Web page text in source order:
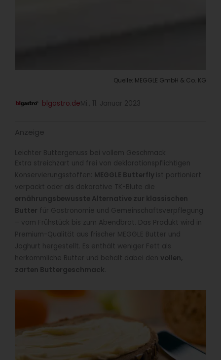
Quelle: MEGGLE GmbH & Co. KG
blgastro.deMi., 11. Januar 2023
Anzeige
Leichter Buttergenuss bei vollem Geschmack
Extra streichzart und frei von deklarationspflichtigen
Konservierungsstoffen: MEGGLE Butterfly ist portioniert
verpackt oder als dekorative TK-Blüte die
ernährungsbewusste Alternative zur klassischen
Butter für Gastronomie und Gemeinschaftsverpflegung
– vom Frühstück bis zum Abendbrot. Das Produkt wird in
Premium-Qualität aus frischer MEGGLE Butter und
Joghurt hergestellt. Es enthält weniger Fett als
herkömmliche Butter und behält dabei den vollen,
zarten Buttergeschmack